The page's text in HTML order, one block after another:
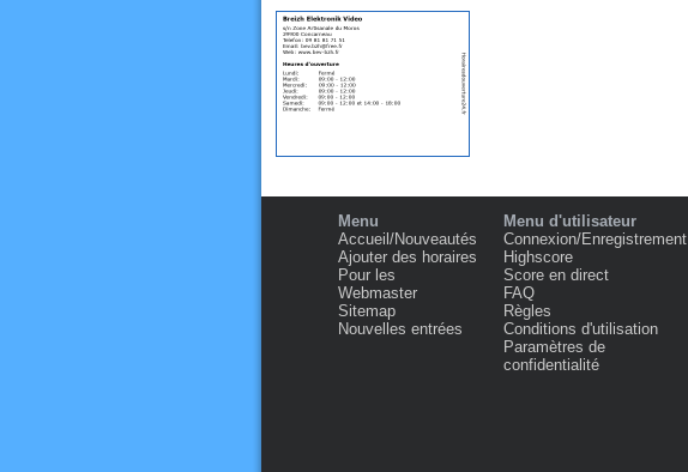
Menu
Accueil/Nouveautés
Ajouter des horaires
Pour les
Webmaster
Sitemap
Nouvelles entrées
Menu d'utilisateur
Connexion/Enregistrement
Highscore
Score en direct
FAQ
Règles
Conditions d'utilisation
Paramètres de
confidentialité